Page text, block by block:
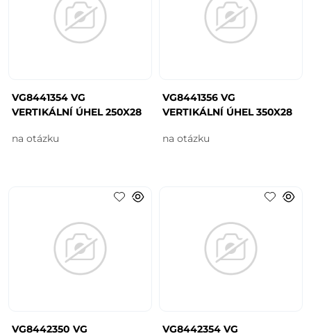
VG8441354 VG
VERTIKÁLNÍ ÚHEL 250X28
na otázku
VG8441356 VG
VERTIKÁLNÍ ÚHEL 350X28
na otázku
VG8442350 VG
VG8442354 VG